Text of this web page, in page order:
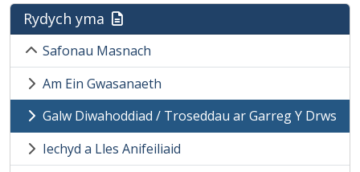
Rydych yma
Safonau Masnach
Am Ein Gwasanaeth
Galw Diwahoddiad / Troseddau ar Garreg Y Drws
Iechyd a Lles Anifeiliaid